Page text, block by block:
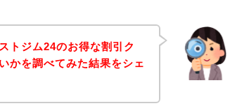
トジム24のお得な割引ク
かを調べてみた結果をシェ